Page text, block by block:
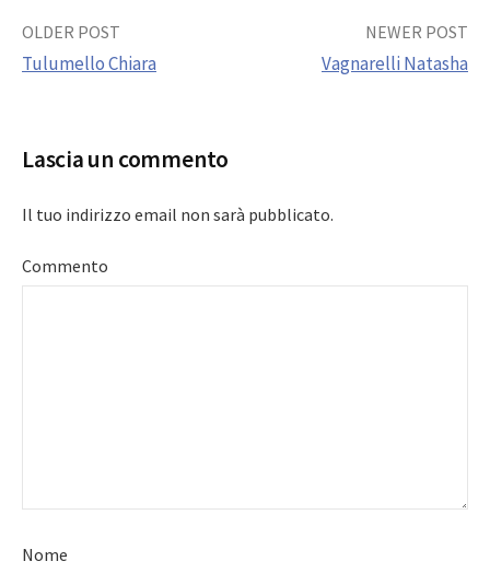
Post
OLDER POST
Tulumello Chiara
NEWER POST
Vagnarelli Natasha
Lascia un commento
Il tuo indirizzo email non sarà pubblicato.
Commento
Nome